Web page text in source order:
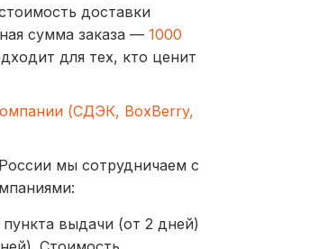
доставки
сумма заказа — 1000
для тех, кто ценит
(СДЭК, BoxBerry,
мы сотрудничаем с
выдачи (от 2 дней)